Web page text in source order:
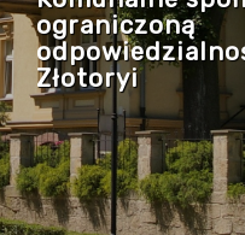
ograniczoną
Złotoryi